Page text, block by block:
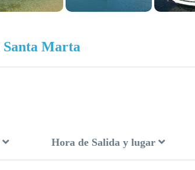
Santa Marta
Hora de Salida y lugar